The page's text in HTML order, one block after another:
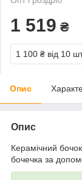
1 519 ₴
1 100 ₴ від 10
Опис
Опис
Керамічний
бочечка за